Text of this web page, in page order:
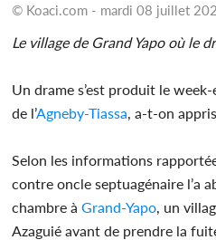
© Koaci.com - mardi 08 juillet
Le village de Grand Yapo où le
Un drame s’est produit le
de l’Agneby-Tiassa , a-t-on
Selon les informations
contre oncle septuagénaire l’a
chambre àGrand-Yapo , un
Azaguié avant de prendre la